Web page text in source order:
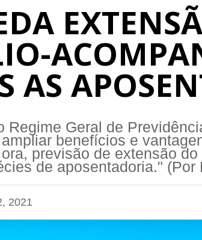
AS
Regime Geral de
benefícios e
previsão de extensão
de aposentadoria." (Por
2021